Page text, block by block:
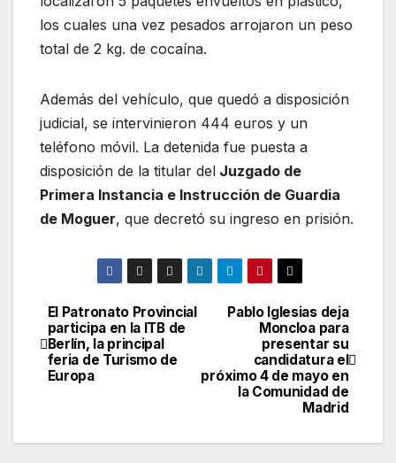
los cuales una vez pesados arrojaron un peso
total de 2 kg. de cocaína.
Además del vehículo, que quedó a disposición
judicial, se intervinieron 444 euros y un
teléfono móvil. La detenida fue puesta a
disposición de la titular del Juzgado de
Primera Instancia e Instrucción de Guardia
de Moguer, que decretó su ingreso en prisión.
Navegación
de
entradas
Pablo Iglesias deja
Moncloa para
presentar su
candidatura el
próximo 4 de mayo en
la Comunidad de
Madrid
El Patronato Provincial
participa en la ITB de
Berlín, la principal
feria de Turismo de
Europa